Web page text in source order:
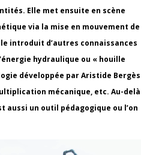
Elle met ensuite en scène
via la mise en mouvement de
introduit d’autres connaissances
hydraulique ou « houille
développée par Aristide Bergès
mécanique, etc. Au-delà
aussi un outil pédagogique ou l’on